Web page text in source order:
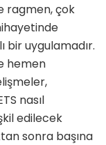
ragmen, çok
bir uygulamadır.
hemen
nasıl
edilecek
sonra başına